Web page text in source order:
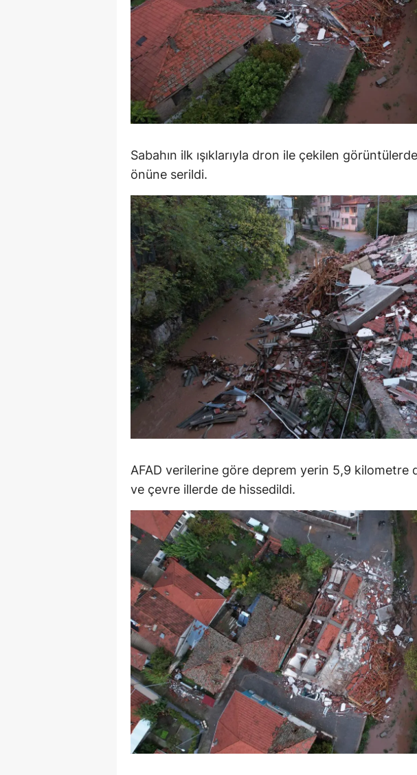
Erzurum
Eskişehir
Gaziantep
Giresun
Hakkari
Isparta
Mersin
İstanbul
İzmir
Kars
Kastamonu
Kayseri
Kırklareli
Kocaeli
Kütahya
Malatya
Manisa
Kahramanmaraş
Mardin
Muğla
Muş
Nevşehir
Niğde
Sabahın ilk ışıklarıyla dron ile çekilen görüntülerde
önüne serildi.
AFAD verilerine göre deprem yerin 5,9 kilometre
ve çevre illerde de hissedildi.